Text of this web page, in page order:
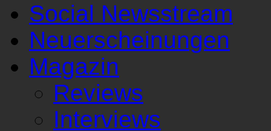
Social Newsstream
Neuerscheinungen
Magazin
Reviews
Interviews